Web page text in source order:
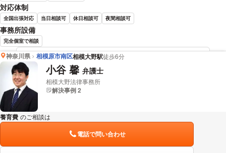
対応体制
全国出張対応 当日相談可 休日相談可 夜間相談可
事務所設備
完全個室で相談
立木 勇介 弁護士の詳細情報を見る
神奈川県 相模原市南区相模大野駅徒歩6分
小谷 馨 弁護士
相模大野法律事務所
解決事例 2
養育費 のご相談は
電話で問い合わせ